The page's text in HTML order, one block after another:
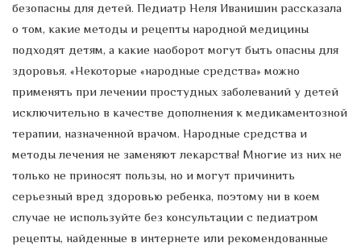
безопасны для детей. Педиатр Неля Иванишин рассказала
о том, какие методы и рецепты народной медицины
подходят детям, а какие наоборот могут быть опасны для
здоровья. «Некоторые «народные средства» можно
применять при лечении простудных заболеваний у детей
исключительно в качестве дополнения к медикаментозной
терапии, назначенной врачом. Народные средства и
методы лечения не заменяют лекарства! Многие из них не
только не приносят пользы, но и могут причинить
серьезный вред здоровью ребенка, поэтому ни в коем
случае не используйте без консультации с педиатром
рецепты, найденные в интернете или рекомендованные